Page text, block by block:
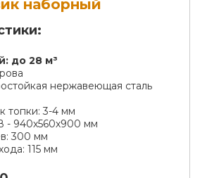
наборный
до 28 м³
нержавеющая сталь
топки: 3-4 мм
940х560х900 мм
300 мм
115 мм